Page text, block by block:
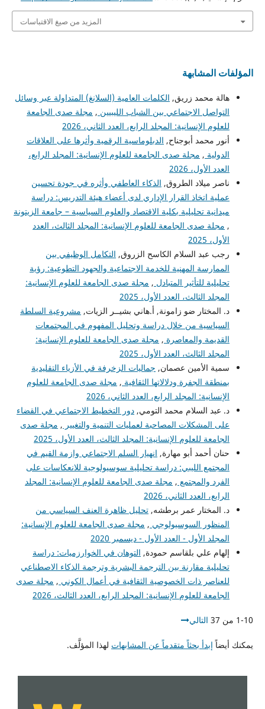
المزيد من صيغ الاقتباسات
المؤلفات المشابهة
هالة محمد زريق, الكلمات العامية (السلانغ) المتداولة عبر وسائل
التواصل الاجتماعي بين الشباب الليبيين , مجلة صدى الجامعة
للعلوم الإنسانية: المجلد الرابع، العدد الثاني، 2026
أنور محمد أبوجناح, الدبلوماسية الرقمية وأثرها على العلاقات
الدولية , مجلة صدى الجامعة للعلوم الإنسانية: المجلد الرابع،
العدد الأول، 2026
ناصر ميلاد الطروق, الذكاء العاطفي وأثره في جودة تحسين
عملية اتخاذ القرار الإداري لدى أعضاء هيئة التدريس: دراسة
ميدانية تحليلية بكلية الاقتصاد والعلوم السياسية – جامعة الزيتونة
, مجلة صدى الجامعة للعلوم الإنسانية: المجلد الثالث، العدد
الأول، 2025
رجب عبد السلام الكاسح الزروق, التكامل الوظيفي بين
الممارسة المهنية للخدمة الاجتماعية والجهود التطوعية: رؤية
تحليلية للتأثير المتبادل , مجلة صدى الجامعة للعلوم الإنسانية:
المجلد الثالث، العدد الأول، 2025
د. المختار ضو زامونة, أ.هاني بشيــر الزيات, مشروعية السلطة
السياسية من خلال دراسة وتحليل المفهوم في المجتمعات
القديمة والمعاصرة , مجلة صدى الجامعة للعلوم الإنسانية:
المجلد الثالث، العدد الأول، 2025
سمية الأمين عصمان, جماليات الزخرفة في الأزياء التقليدية
بمنطقة الجفرة ودلالاتها الثقافية , مجلة صدى الجامعة للعلوم
الإنسانية: المجلد الرابع، العدد الثاني، 2026
د. عبد السلام محمد التومي, دور التخطيط الاجتماعي في القضاء
على المشكلات المصاحبة لعمليات التنمية والتغيير , مجلة صدى
الجامعة للعلوم الإنسانية: المجلد الثالث، العدد الأول، 2025
حنان أحمد أبو مهارة, انهيار السلم الاجتماعي وازمة القيم في
المجتمع الليبي: دراسة تحليلية سوسيولوجية للانعكاسات على
الفرد والمجتمع , مجلة صدى الجامعة للعلوم الإنسانية: المجلد
الرابع، العدد الثاني، 2026
د. المختار عمر برطشه, تحليل ظاهرة العنف السياسي من
المنظور السوسيولوجي , مجلة صدى الجامعة للعلوم الإنسانية:
المجلد الأول - العدد الأول - ديسمبر 2020
إلهام علي بلقاسم حمودة, التوهان في الخوارزميات: دراسة
تحليلية مقارنة بين الترجمة البشرية وترجمة الذكاء الاصطناعي
للعناصر ذات الخصوصية الثقافية في أعمال الكوني , مجلة صدى
الجامعة للعلوم الإنسانية: المجلد الرابع، العدد الثالث، 2026
1-10 من 37 التالي
يمكنك أيضاً إبدأ بحثاً متقدماً عن المشابهات لهذا المؤلَّف.